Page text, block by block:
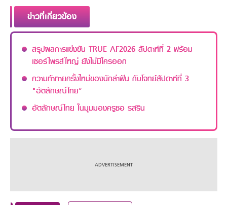
ข่าวที่เกี่ยวข้อง
สรุปผลการแข่งขัน TRUE AF2026 สัปดาห์ที่ 2 พร้อม
เซอร์ไพรส์ใหญ่ ยังไม่มีใครออก
ความท้าทายครั้งใหม่ของนักล่าฝัน กับโจทย์สัปดาห์ที่ 3
"อัตลักษณ์ไทย”
อัตลักษณ์ไทย ในมุมมองครูซอ รสริน